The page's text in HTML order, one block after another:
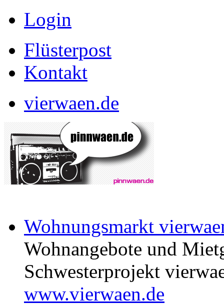
Login
Flüsterpost
Kontakt
vierwaen.de
Wohnungsmarkt
Wohnangebote und
Schwesterprojekt
www.vierwaen.de